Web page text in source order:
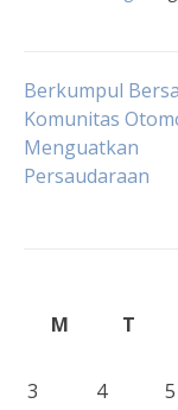
Post
Berkumpul
Komunitas
Menguatkan
Persaudaraan
M
T
3
4 5